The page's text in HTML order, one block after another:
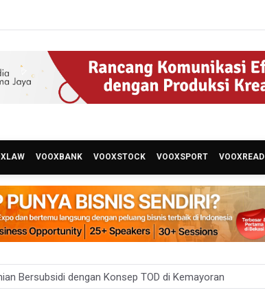
VOOXBANK VOOXSTOCK VOOXSPORT VOOXREAD
Bersubsidi dengan Konsep TOD di Kemayoran